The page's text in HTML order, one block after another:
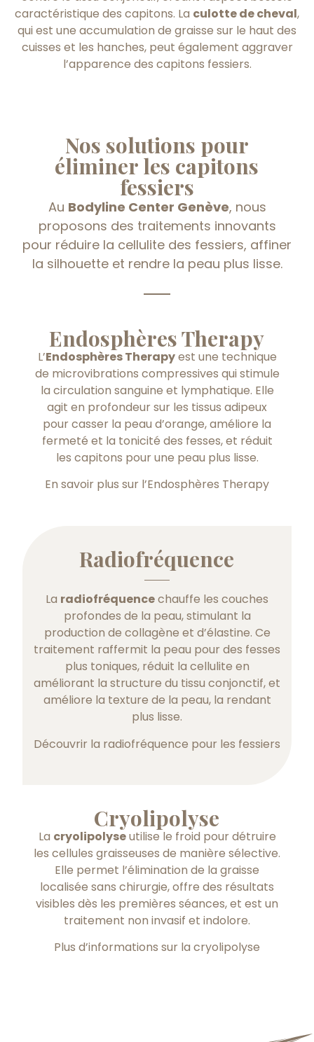
caractéristique des capitons. La culotte de cheval,
qui est une accumulation de graisse sur le haut des
cuisses et les hanches, peut également aggraver
l’apparence des capitons fessiers.
Nos solutions pour
éliminer les capitons
fessiers
Au Bodyline Center Genève, nous
proposons des traitements innovants
pour réduire la cellulite des fessiers, affiner
la silhouette et rendre la peau plus lisse.
Endosphères Therapy
L’Endosphères Therapyest une technique
de microvibrations compressives qui stimule
la circulation sanguine et lymphatique. Elle
agit en profondeur sur les tissus adipeux
pour casser la peau d’orange, améliore la
fermeté et la tonicité des fesses, et réduit
les capitons pour une peau plus lisse.
En savoir plus sur l’Endosphères Therapy
Radiofréquence
La radiofréquencechauffe les couches
profondes de la peau, stimulant la
production de collagène et d’élastine. Ce
traitement raffermit la peau pour des fesses
plus toniques, réduit la cellulite en
améliorant la structure du tissu conjonctif, et
améliore la texture de la peau, la rendant
plus lisse.
Découvrir la radiofréquence pour les fessiers
Cryolipolyse
La cryolipolyseutilise le froid pour détruire
les cellules graisseuses de manière sélective.
Elle permet l’élimination de la graisse
localisée sans chirurgie, offre des résultats
visibles dès les premières séances, et est un
traitement non invasif et indolore.
Plus d’informations sur la cryolipolyse